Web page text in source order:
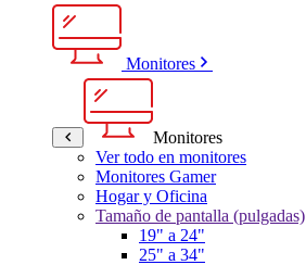
Monitores
Monitores
Ver todo en monitores
Monitores Gamer
Hogar y Oficina
Tamaño de pantalla (pulgadas)
19" a 24"
25" a 34"